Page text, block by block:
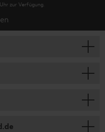
zur Verfügung.